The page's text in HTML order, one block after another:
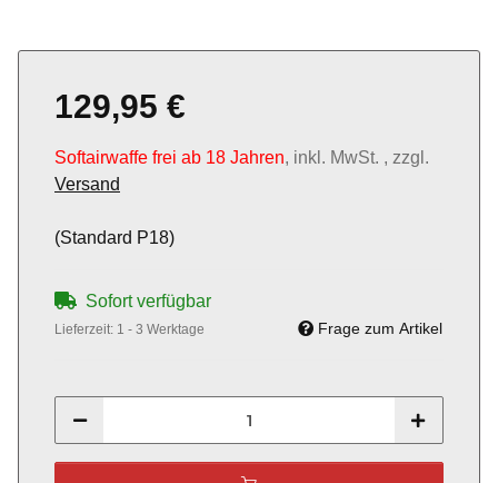
129,95 €
Softairwaffe frei ab 18 Jahren, inkl. MwSt. , zzgl.
Versand
(Standard P18)
Sofort verfügbar
Lieferzeit: 1 - 3 Werktage Frage zum Artikel